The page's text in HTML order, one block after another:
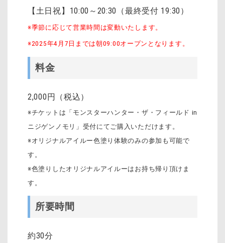
【土日祝】10:00～20:30（最終受付 19:30）
※季節に応じて営業時間は変動いたします。
※2025年4月7日までは朝09:00オープンとなります。
料金
2,000円（税込）
※チケットは「モンスターハンター・ザ・フィールド in
ニジゲンノモリ」受付にてご購入いただけます。
※オリジナルアイルー色塗り体験のみの参加も可能で
す。
※色塗りしたオリジナルアイルーはお持ち帰り頂けま
す。
所要時間
約30分